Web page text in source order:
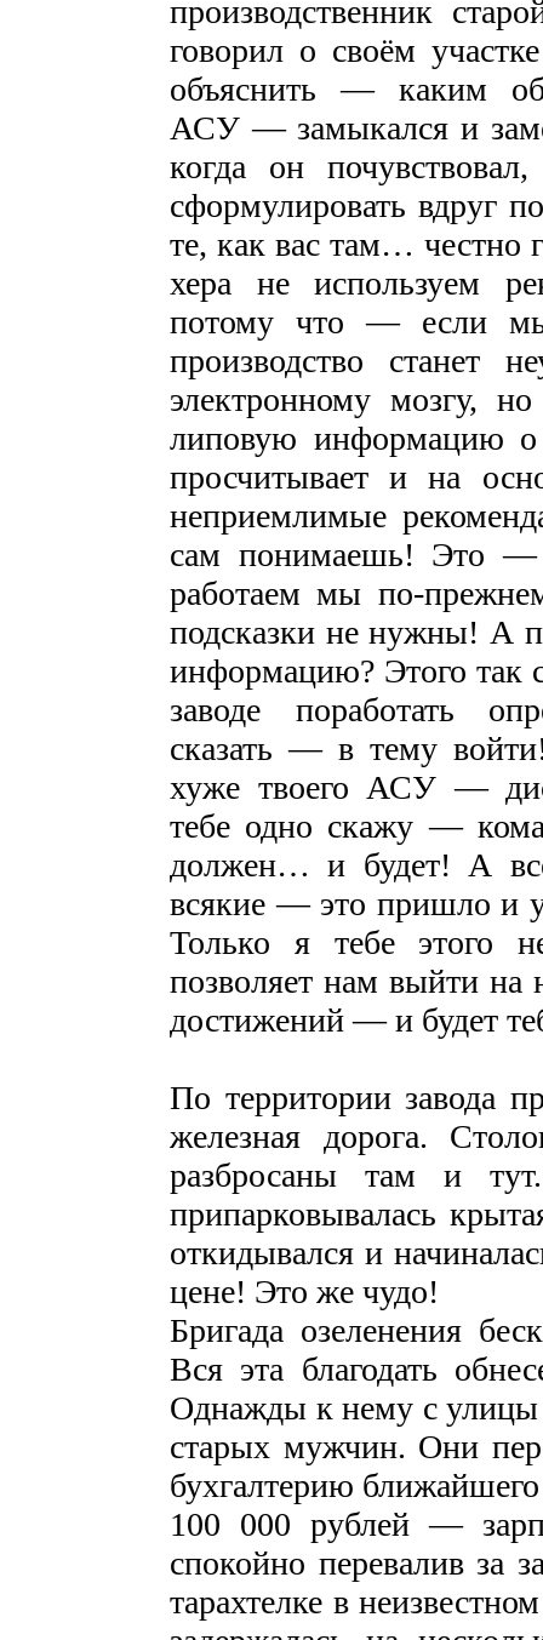
производственник
говорил о своём
объяснить — каким
АСУ — замыкался и
когда он
сформулировать вдруг
те, как вас там…
хера не используем
потому что — если
производство станет
электронному мозгу,
липовую информацию о
просчитывает и на
неприемлимые
сам понимаешь! Это —
работаем мы по-
подсказки не нужны! А
информацию? Этого так
заводе поработать
сказать — в тему
хуже твоего АСУ —
тебе одно скажу —
должен… и будет! А
всякие — это пришло
Только я тебе этого
позволяет нам выйти на
достижений — и будет
По территории завода
железная дорога.
разбросаны там и
припарковывалась
откидывался и
цене! Это же чудо!
Бригада озеленения
Вся эта благодать
Однажды к нему с улицы
старых мужчин. Они
бухгалтерию
100 000 рублей —
спокойно перевалив за
тарахтелке в